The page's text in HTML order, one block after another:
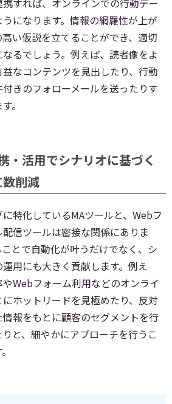
になります。情報の網羅性が上が
い仮説を立てることができ、適切
るでしょう。例えば、読者像をよ
なコンテンツを見出したり、行動
きのフォローメールを送ったりす
。
・活用でシナリオに基づく
削減
特化しているMAツールと、Webフ
信ツールは密接な関係にありま
とで自動化が叶うだけでなく、シ
用にも大きく貢献します。例え
Webフォーム利用などのオンライ
ホットリードを見極めたり、反対
報をもとに顧客のセグメントを行
と、細やかにアプローチを行うこ